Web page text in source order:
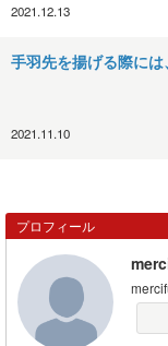
2021.12.13
手羽先を揚げる際に
2021.11.10
プロフィール